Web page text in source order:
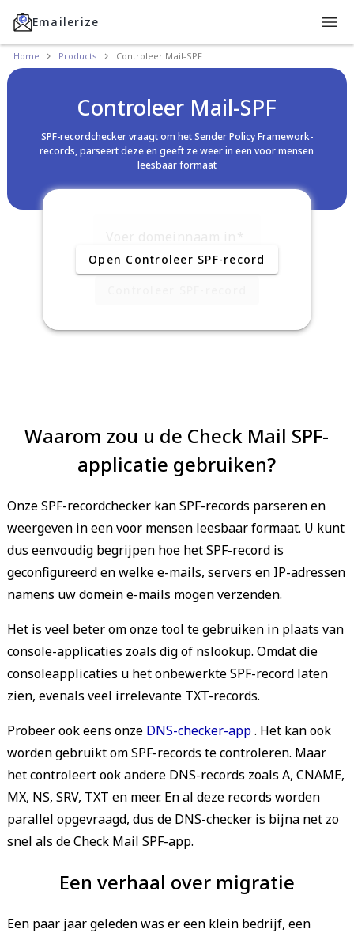
Emailerize
Home Products Controleer Mail-SPF
Controleer Mail-SPF
SPF-recordchecker vraagt om het Sender Policy Framework-
records, parseert deze en geeft ze weer in een voor mensen
leesbaar formaat
Open Controleer SPF-record
Waarom zou u de Check Mail SPF-
applicatie gebruiken?
Onze SPF-recordchecker kan SPF-records parseren en
weergeven in een voor mensen leesbaar formaat. U kunt
dus eenvoudig begrijpen hoe het SPF-record is
geconfigureerd en welke e-mails, servers en IP-adressen
namens uw domein e-mails mogen verzenden.
Het is veel beter om onze tool te gebruiken in plaats van
console-applicaties zoals dig of nslookup. Omdat die
consoleapplicaties u het onbewerkte SPF-record laten
zien, evenals veel irrelevante TXT-records.
Probeer ook eens onze DNS-checker-app. Het kan ook
worden gebruikt om SPF-records te controleren. Maar
het controleert ook andere DNS-records zoals A, CNAME,
MX, NS, SRV, TXT en meer. En al deze records worden
parallel opgevraagd, dus de DNS-checker is bijna net zo
snel als de Check Mail SPF-app.
Een verhaal over migratie
Een paar jaar geleden was er een klein bedrijf, een